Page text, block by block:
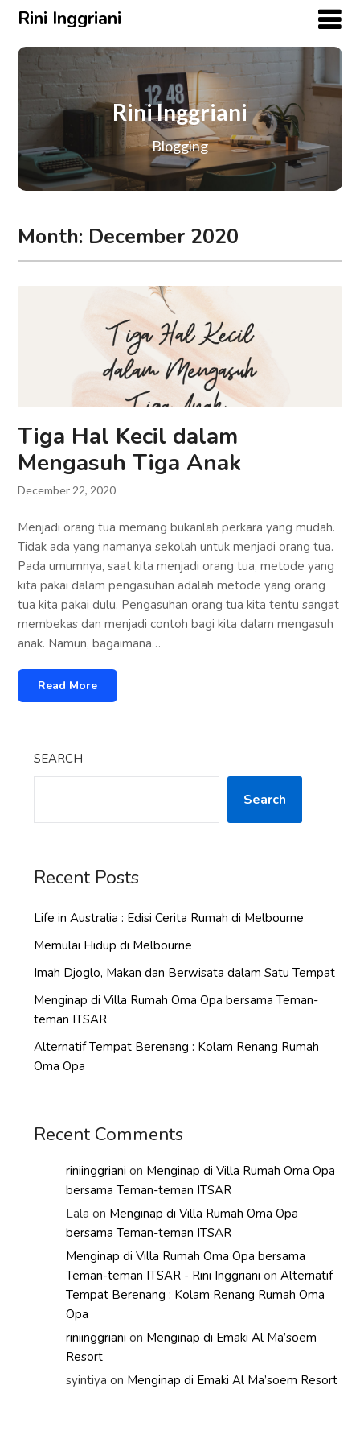
Rini Inggriani
Rini Inggriani
Blogging
Month: December 2020
Tiga Hal Kecil dalam
Mengasuh Tiga Anak
December 22, 2020
Menjadi orang tua memang bukanlah perkara yang mudah.
Tidak ada yang namanya sekolah untuk menjadi orang tua.
Pada umumnya, saat kita menjadi orang tua, metode yang
kita pakai dalam pengasuhan adalah metode yang orang
tua kita pakai dulu. Pengasuhan orang tua kita tentu sangat
membekas dan menjadi contoh bagi kita dalam mengasuh
anak. Namun, bagaimana…
Read More
SEARCH
Search
Recent Posts
Life in Australia : Edisi Cerita Rumah di Melbourne
Memulai Hidup di Melbourne
Imah Djoglo, Makan dan Berwisata dalam Satu Tempat
Menginap di Villa Rumah Oma Opa bersama Teman-
teman ITSAR
Alternatif Tempat Berenang : Kolam Renang Rumah
Oma Opa
Recent Comments
riniinggriani on Menginap di Villa Rumah Oma Opa
bersama Teman-teman ITSAR
Lala on Menginap di Villa Rumah Oma Opa
bersama Teman-teman ITSAR
Menginap di Villa Rumah Oma Opa bersama
Teman-teman ITSAR - Rini Inggriani onAlternatif
Tempat Berenang : Kolam Renang Rumah Oma
Opa
riniinggriani on Menginap di Emaki Al Ma’soem
Resort
syintiya on Menginap di Emaki Al Ma’soem Resort